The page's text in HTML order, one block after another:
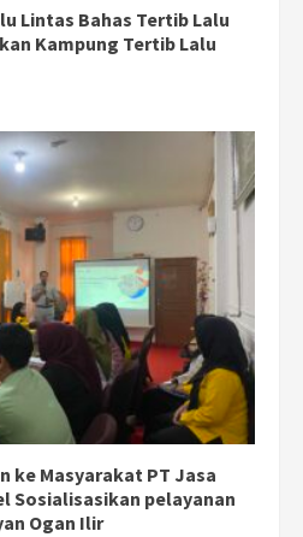
Lintas Bahas Tertib Lalu
Kampung Tertib Lalu
ke Masyarakat PT Jasa
Sosialisasikan pelayanan
Ogan Ilir